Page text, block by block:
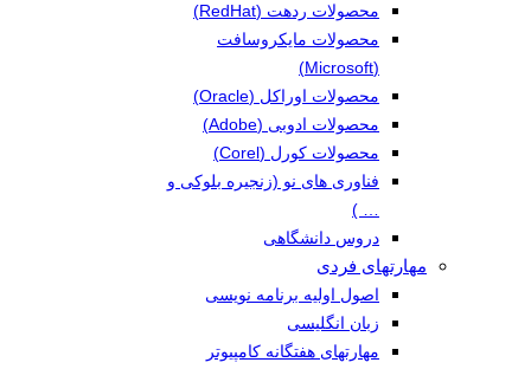
محصولات ردهت (RedHat)
محصولات مایکروسافت
(Microsoft)
محصولات اوراکل (Oracle)
محصولات ادوبی (Adobe)
محصولات کورل (Corel)
فناوری های نو (زنجیره بلوکی و
… )
دروس دانشگاهی
مهارتهای فردی
اصول اولیه برنامه نویسی
زبان انگلیسی
مهارتهای هفتگانه کامپیوتر